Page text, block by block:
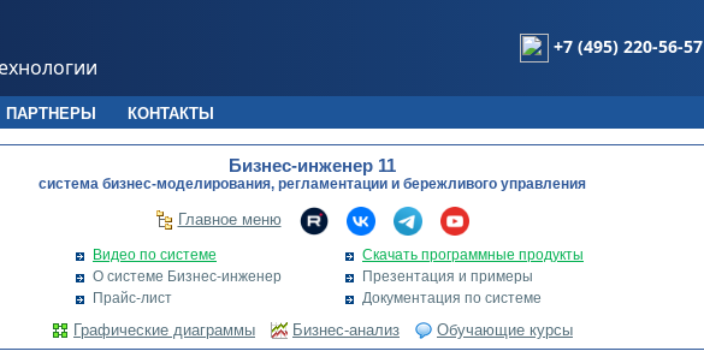
Бизнес-инженер 11
cистема бизнес-моделирования, регламентации и бережливого управления
Главное меню
Видео по системе
О системе Бизнес-инженер
Прайс-лист
Скачать программные продукты
Презентация и примеры
Документация по системе
Графические диаграммы Бизнес-анализ Обучающие курсы
+7 (495) 220-56-57
ПАРТНЕРЫ КОНТАКТЫ